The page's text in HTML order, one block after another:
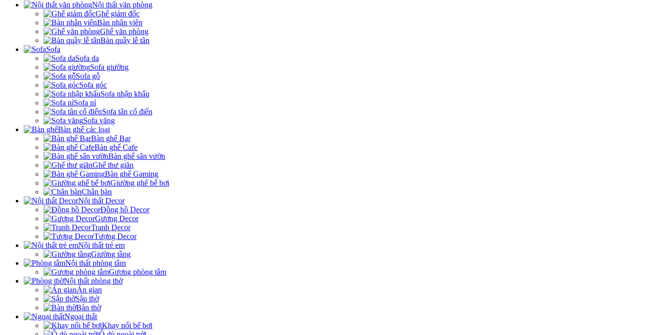
Nội thất văn phòng
Ghế giám đốc
Bàn nhân viên
Ghế văn phòng
Bàn quầy lễ tân
Sofa
Sofa da
Sofa giường
Sofa gỗ
Sofa góc
Sofa nhập khẩu
Sofa nỉ
Sofa tân cổ điển
Sofa văng
Bàn ghế các loại
Bàn ghế Bar
Bàn ghế Cafe
Bàn ghế sân vườn
Ghế thư giãn
Bàn ghế Gaming
Giường ghế bể bơi
Chân bàn
Nội thất Decor
Đồng hồ Decor
Gương Decor
Tranh Decor
Tượng Decor
Nội thất trẻ em
Giường tầng
Nội thất phòng tắm
Gương phòng tắm
Nội thất phòng thờ
Án gian
Sập thờ
Bàn thờ
Ngoại thất
Khay nổi bể bơi